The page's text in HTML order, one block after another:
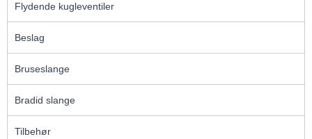
Flydende kugleventiler
Beslag
Bruseslange
Bradid slange
Tilbehør